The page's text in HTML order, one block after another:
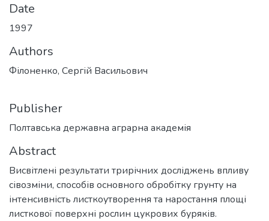
Date
1997
Authors
Філоненко, Сергій Васильович
Publisher
Полтавська державна аграрна академія
Abstract
Висвітлені результати трирічних досліджень впливу
сівозміни, способів основного обробітку грунту на
інтенсивність листкоутворення та наростання площі
листкової поверхні рослин цукрових буряків.